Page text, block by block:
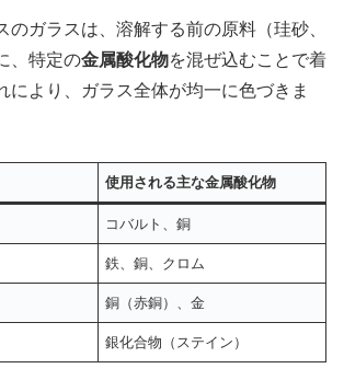
ガラスは、溶解する前の原料（珪砂、
、特定の金属酸化物を混ぜ込むことで着
により、ガラス全体が均一に色づきま
使用される主な金属酸化物
コバルト、銅
鉄、銅、クロム
銅（赤銅）、金
銀化合物（ステイン）